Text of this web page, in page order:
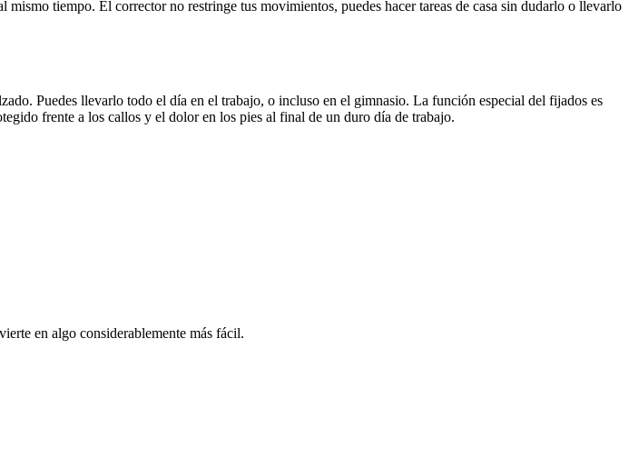
tiempo. El corrector no restringe tus movimientos, puedes hacer tareas de casa sin dudarlo o llevarlo
Puedes llevarlo todo el día en el trabajo, o incluso en el gimnasio. La función especial del fijados es
frente a los callos y el dolor en los pies al final de un duro día de trabajo.
en algo considerablemente más fácil.